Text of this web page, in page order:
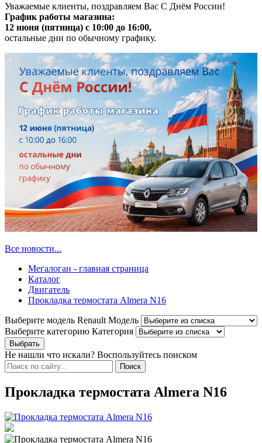
Уважаемые клиенты, поздравляем Вас С Днём России!
График работы магазина:
12 июня (пятница) с 10:00 до 16:00,
остальные дни по обычному графику.
Все новости...
Мегалоган - главная страница
Каталог
Двигатель
Прокладка термостата Almera N16
Выберите модель Renault Модель
Выберите категорию Категория
Не нашли что искали? Воспользуйтесь поиском
Прокладка термостата Almera N16